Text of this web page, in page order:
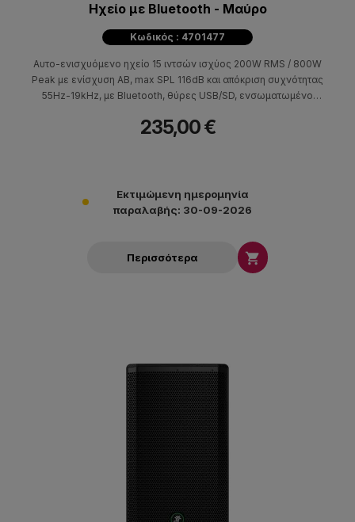
Ηχείο με Bluetooth - Μαύρο
Κωδικός : 4701477
Αυτο-ενισχυόμενο ηχείο 15 ιντσών ισχύος 200W RMS / 800W
Peak με ενίσχυση ΑΒ, max SPL 116dB και απόκριση συχνότητας
55Hz-19kHz, με Bluetooth, θύρες USB/SD, ενσωματωμένο
δυνατότητα ρύθμισης Bass/Treble.
235,00 €
Εκτιμώμενη ημερομηνία
παραλαβής: 30-09-2026
Περισσότερα 